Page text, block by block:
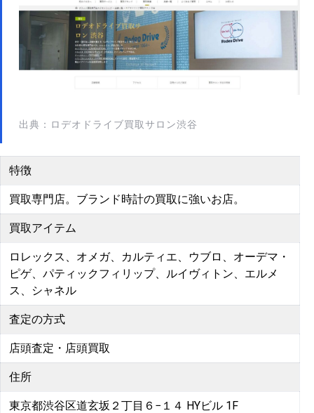
出典：ロデオドライブ買取サロン渋谷
特徴
買取専門店。ブランド時計の買取に強いお店。
買取アイテム
ロレックス、オメガ、カルティエ、ウブロ、オーデマ・
ピゲ、パティックフィリップ、ルイヴィトン、エルメ
ス、シャネル
査定の方式
店頭査定・店頭買取
住所
東京都渋谷区道玄坂２丁目６−１４ HYビル 1F